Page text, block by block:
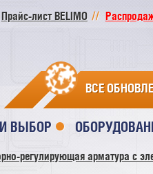
Прайс-лист BELIMO
ВСЕ
ВЫБОР
регулирующая арматура с